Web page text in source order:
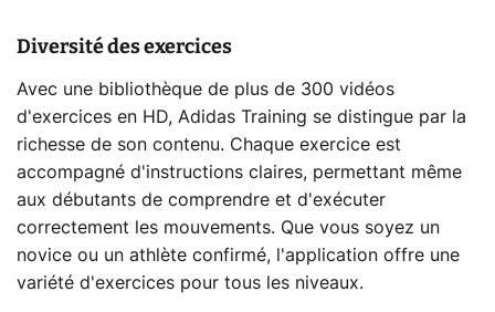
Diversité des exercices
Avec une bibliothèque de plus de 300 vidéos
d'exercices en HD, Adidas Training se distingue par la
richesse de son contenu. Chaque exercice est
accompagné d'instructions claires, permettant même
aux débutants de comprendre et d'exécuter
correctement les mouvements. Que vous soyez un
novice ou un athlète confirmé, l'application offre une
variété d'exercices pour tous les niveaux.